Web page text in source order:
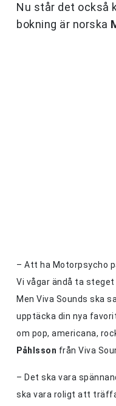
Nu står det också
bokning är norska
– Att ha Motorpsycho
Vi vågar ändå ta
Men Viva Sounds ska
upptäcka din nya
om pop, americana,
Påhlsson från Viva
– Det ska vara
ska vara roligt att